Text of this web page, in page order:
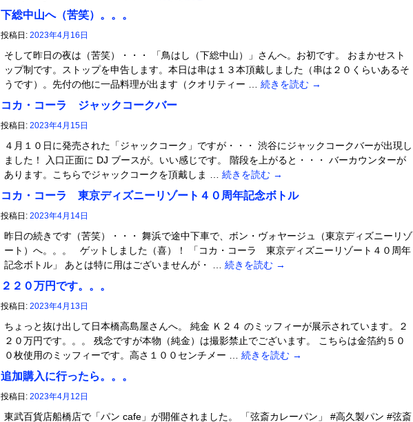
下総中山へ（苦笑）。。。
投稿日: 2023年4月16日
そして昨日の夜は（苦笑）・・・ 「鳥はし（下総中山）」さんへ。お初です。 おまかせスト
ップ制です。ストップを申告します。本日は串は１３本頂戴しました（串は２０くらいあるそ
うです）。先付の他に一品料理が出ます（クオリティー … 続きを読む →
コカ・コーラ ジャックコークバー
投稿日: 2023年4月15日
４月１０日に発売された「ジャックコーク」ですが・・・ 渋谷にジャックコークバーが出現し
ました！ 入口正面に DJ ブースが。いい感じです。 階段を上がると・・・ バーカウンターが
あります。こちらでジャックコークを頂戴しま … 続きを読む →
コカ・コーラ 東京ディズニーリゾート４０周年記念ボトル
投稿日: 2023年4月14日
昨日の続きです（苦笑）・・・ 舞浜で途中下車で、ボン・ヴォヤージュ（東京ディズニーリゾ
ート）へ。。。 ゲットしました（喜）！ 「コカ・コーラ 東京ディズニーリゾート４０周年
記念ボトル」 あとは特に用はございませんが・ … 続きを読む →
２２０万円です。。。
投稿日: 2023年4月13日
ちょっと抜け出して日本橋高島屋さんへ。 純金 Ｋ２４ のミッフィーが展示されています。２
２０万円です。。。 残念ですが本物（純金）は撮影禁止でございます。 こちらは金箔約５０
０枚使用のミッフィーです。高さ１００センチメー … 続きを読む →
追加購入に行ったら。。。
投稿日: 2023年4月12日
東武百貨店船橋店で「パン cafe」が開催されました。 「弦斎カレーパン」 #高久製パン #弦斎